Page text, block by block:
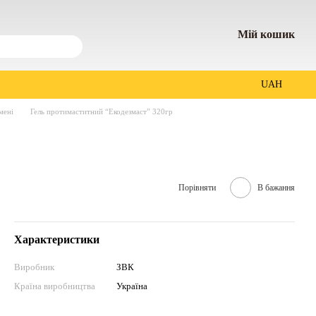
Мій кошик
UAH
Гель протимаститний “Екодезмаст” 320гр
Порівняти В бажання
Характеристики
Виробник
ЗВК
Країна виробництва
Україна